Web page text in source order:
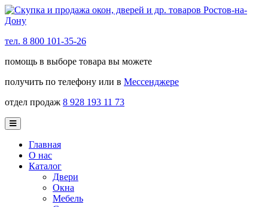
тел. 8 800 101-35-26
помощь в выборе товара вы можете
получить по телефону или в Мессенджере
отдел продаж 8 928 193 11 73
Главная
О нас
Каталог
Двери
Окна
Мебель